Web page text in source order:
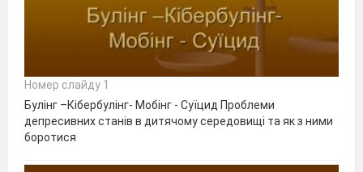
Номер слайду 1
Булінг –Кібербулінг- Мобінг - Суїцид Проблеми
депресивних станів в дитячому середовищі та як з ними
боротися